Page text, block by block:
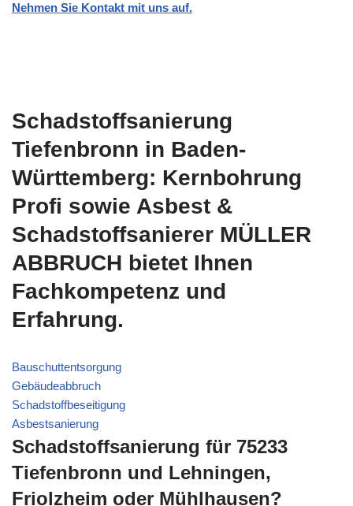
Nehmen Sie Kontakt mit uns auf.
Schadstoffsanierung
Tiefenbronn in Baden-
Württemberg: Kernbohrung
Profi sowie Asbest &
Schadstoffsanierer MÜLLER
ABBRUCH bietet Ihnen
Fachkompetenz und
Erfahrung.
Bauschuttentsorgung
Gebäudeabbruch
Schadstoffbeseitigung
Asbestsanierung
Schadstoffsanierung für 75233
Tiefenbronn und Lehningen,
Friolzheim oder Mühlhausen?